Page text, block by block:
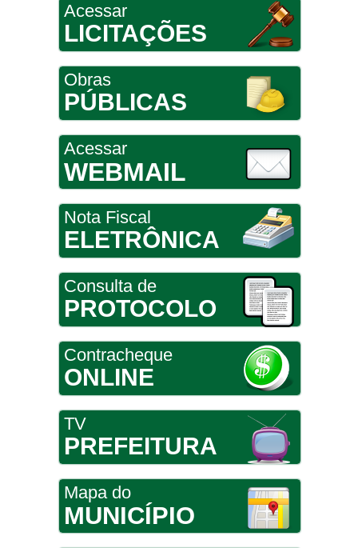
Acessar
LICITAÇÕES
Obras
PÚBLICAS
Acessar
WEBMAIL
Nota Fiscal
ELETRÔNICA
Consulta de
PROTOCOLO
Contracheque
ONLINE
TV
PREFEITURA
Mapa do
MUNICÍPIO